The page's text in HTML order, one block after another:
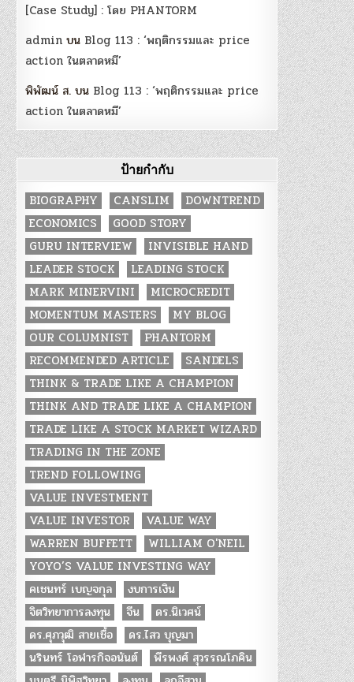
[Case Study] : โดย PHANTORM
admin บน Blog 113 : ‘พฤติกรรมและ price
action ในตลาดหมี’
พิพัฒน์ ส. บน Blog 113 : ‘พฤติกรรมและ price
action ในตลาดหมี’
ป้ายกำกับ
BIOGRAPHY CANSLIM
DOWNTREND
ECONOMICS
GOOD STORY
GURU INTERVIEW
INVISIBLE HAND
LEADER STOCK
LEADING STOCK
MARK MINERVINI
MICROCREDIT
MOMENTUM MASTERS
MY BLOG
OUR COLUMNIST
PHANTORM
RECOMMENDED ARTICLE
SANDELS
THINK & TRADE LIKE A CHAMPION
THINK AND TRADE LIKE A CHAMPION
TRADE LIKE A STOCK MARKET WIZARD
TRADING IN THE ZONE
TREND FOLLOWING
VALUE INVESTMENT
VALUE INVESTOR
VALUE WAY
WARREN BUFFETT
WILLIAM O'NEIL
YOYO’S VALUE INVESTING WAY
คเชนทร์ เบญจกุล
งบการเงิน
จิตวิทยาการลงทุน
จีน
ดร.นิเวศน์
ดร.ศุภวุฒิ สายเชื้อ
ดร.ไสว บุญมา
นรินทร์ โอฬารกิจอนันต์
พีรพงศ์ สุวรรณโภคิน